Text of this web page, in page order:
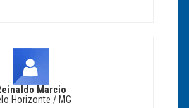
Marcio
Horizonte / MG